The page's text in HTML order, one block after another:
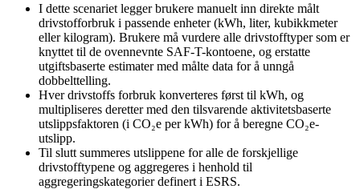
I dette scenariet legger brukere manuelt inn direkte målt
drivstofforbruk i passende enheter (kWh, liter, kubikkmeter
eller kilogram). Brukere må vurdere alle drivstofftyper som er
knyttet til de ovennevnte SAF-T-kontoene, og erstatte
utgiftsbaserte estimater med målte data for å unngå
dobbelttelling.
Hver drivstoffs forbruk konverteres først til kWh, og
multipliseres deretter med den tilsvarende aktivitetsbaserte
utslippsfaktoren (i CO₂e per kWh) for å beregne CO₂e-
utslipp.
Til slutt summeres utslippene for alle de forskjellige
drivstofftypene og aggregeres i henhold til
aggregeringskategorier definert i ESRS.